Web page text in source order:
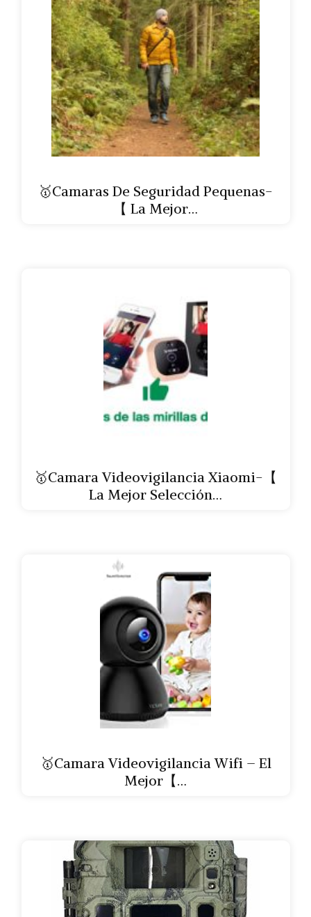
🥇Camaras De Seguridad Pequenas-
【 La Mejor…
🥇Camara Videovigilancia Xiaomi-【
La Mejor Selección…
🥇Camara Videovigilancia Wifi – El
Mejor【…